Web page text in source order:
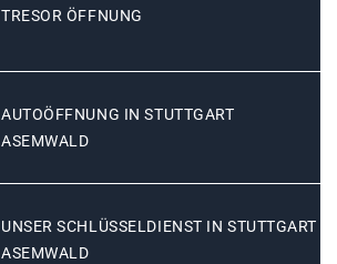
TRESOR ÖFFNUNG
AUTOÖFFNUNG IN STUTTGART
ASEMWALD
UNSER SCHLÜSSELDIENST IN STUTTGART
ASEMWALD